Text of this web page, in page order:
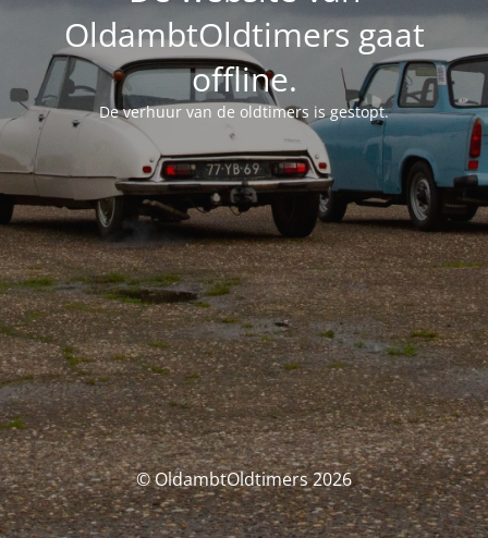
OldambtOldtimers gaat
offline.
De verhuur van de oldtimers is gestopt.
© OldambtOldtimers 2026